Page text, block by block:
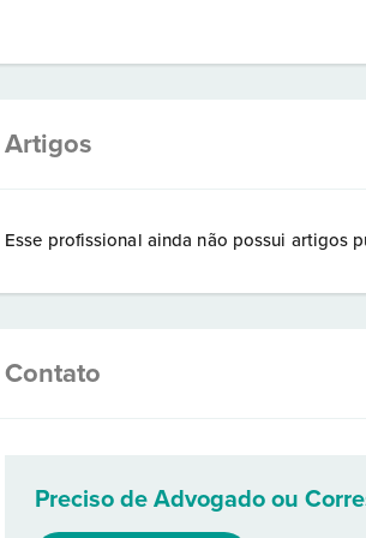
Artigos
Esse profissional ainda não possui artigos
Contato
Preciso de Advogado ou